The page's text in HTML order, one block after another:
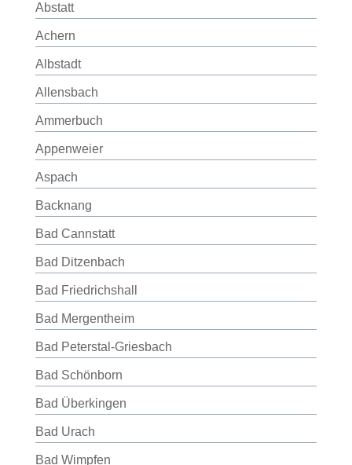
Abstatt
Achern
Albstadt
Allensbach
Ammerbuch
Appenweier
Aspach
Backnang
Bad Cannstatt
Bad Ditzenbach
Bad Friedrichshall
Bad Mergentheim
Bad Peterstal-Griesbach
Bad Schönborn
Bad Überkingen
Bad Urach
Bad Wimpfen